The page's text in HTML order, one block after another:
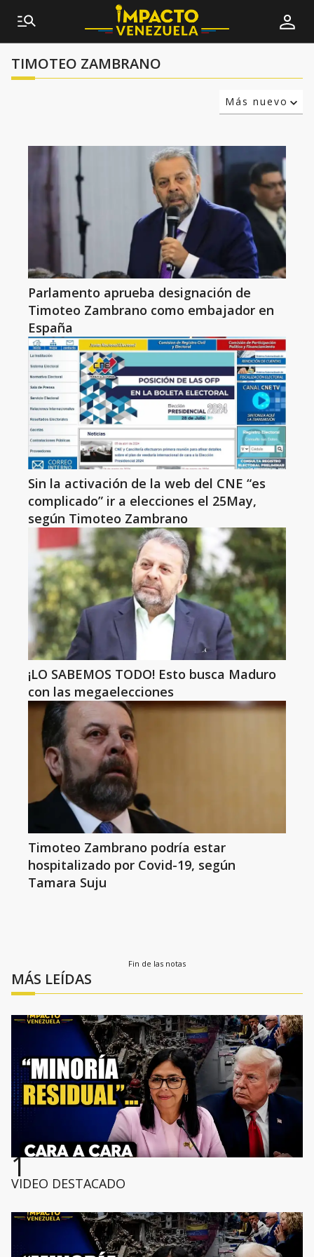
TIMOTEO ZAMBRANO
Más nuevo
Parlamento aprueba designación de
Timoteo Zambrano como embajador en
España
Sin la activación de la web del CNE “es
complicado” ir a elecciones el 25May,
según Timoteo Zambrano
¡LO SABEMOS TODO! Esto busca Maduro
con las megaelecciones
Timoteo Zambrano podría estar
hospitalizado por Covid-19, según
Tamara Suju
Fin de las notas
MÁS LEÍDAS
1
VIDEO DESTACADO